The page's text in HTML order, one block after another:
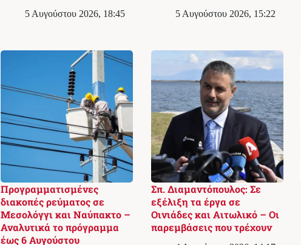
5 Αυγούστου 2026, 18:45 5 Αυγούστου 2026, 15:22
Προγραμματισμένες
διακοπές ρεύματος σε
Μεσολόγγι και Ναύπακτο –
Αναλυτικά το πρόγραμμα
έως 6 Αυγούστου
Σπ. Διαμαντόπουλος: Σε
εξέλιξη τα έργα σε
Οινιάδες και Αιτωλικό – Οι
παρεμβάσεις που τρέχουν